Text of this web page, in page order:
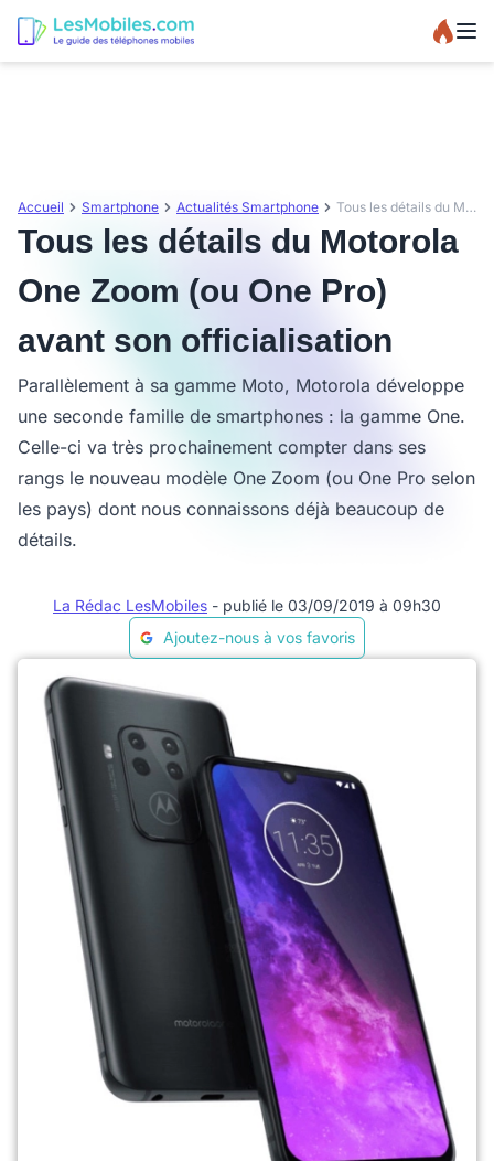
Accueil Smartphone Actualités Smartphone Tous les détails du Motorola One Zoom (ou One Pro) avant son officialisation
Tous les détails du Motorola
One Zoom (ou One Pro)
avant son officialisation
Parallèlement à sa gamme Moto, Motorola développe
une seconde famille de smartphones : la gamme One.
Celle-ci va très prochainement compter dans ses
rangs le nouveau modèle One Zoom (ou One Pro selon
les pays) dont nous connaissons déjà beaucoup de
détails.
La Rédac LesMobiles - publié le 03/09/2019 à 09h30
Ajoutez-nous à vos favoris